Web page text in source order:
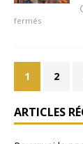
fermés
1 2
ARTICLES